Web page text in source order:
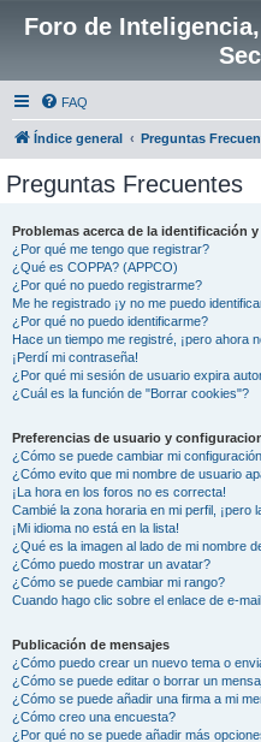
Foro de
FAQ
Índice general Preguntas
Preguntas Frecuentes
Problemas acerca de la identificación
¿Por qué me tengo que registrar?
¿Qué es COPPA? (APPCO)
¿Por qué no puedo registrarme?
Me he registrado ¡y no me puedo
¿Por qué no puedo identificarme?
Hace un tiempo me registré, ¡pero ahora
¡Perdí mi contraseña!
¿Por qué mi sesión de usuario expira
¿Cuál es la función de "Borrar cookies"?
Preferencias de usuario y
¿Cómo se puede cambiar mi
¿Cómo evito que mi nombre de usuario
¡La hora en los foros no es correcta!
Cambié la zona horaria en mi perfil, ¡pero
¡Mi idioma no está en la lista!
¿Qué es la imagen al lado de mi nombre
¿Cómo puedo mostrar un avatar?
¿Cómo se puede cambiar mi rango?
Cuando hago clic sobre el enlace de e-
Publicación de mensajes
¿Cómo puedo crear un nuevo tema o
¿Cómo se puede editar o borrar un
¿Cómo se puede añadir una firma a mi
¿Cómo creo una encuesta?
¿Por qué no se puede añadir más